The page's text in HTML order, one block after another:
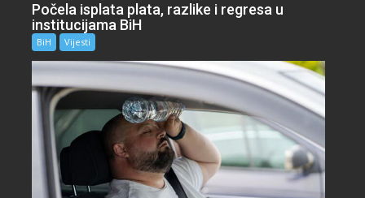
Počela isplata plata, razlike i regresa u
institucijama BiH
BiH Vijesti